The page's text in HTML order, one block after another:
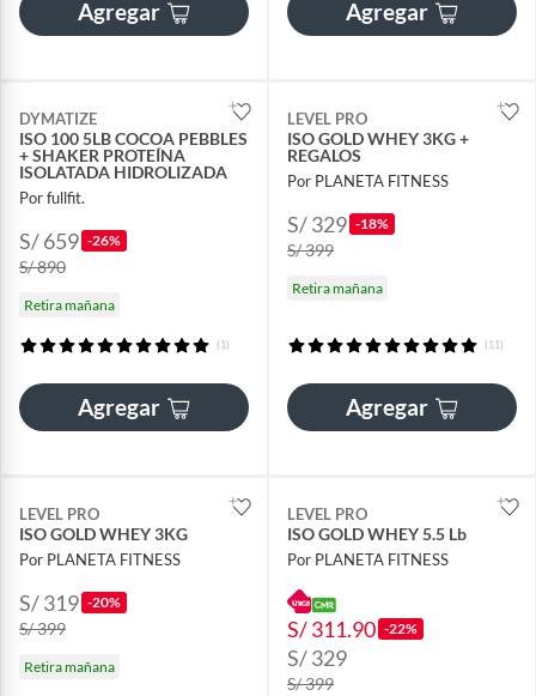
Agregar Agregar
DYMATIZE
ISO 100 5LB COCOA PEBBLES
+ SHAKER PROTEÍNA
ISOLATADA HIDROLIZADA
Por fullfit.
S/ 659 -26%
S/ 890
Retira mañana
(1)
Agregar
LEVEL PRO
ISO GOLD WHEY 3KG +
REGALOS
Por PLANETA FITNESS
S/ 329 -18%
S/ 399
Retira mañana
(11)
Agregar
LEVEL PRO
ISO GOLD WHEY 3KG
Por PLANETA FITNESS
S/ 319 -20%
S/ 399
Retira mañana
LEVEL PRO
ISO GOLD WHEY 5.5 Lb
Por PLANETA FITNESS
S/ 311.90 -22%
S/ 329
S/ 399